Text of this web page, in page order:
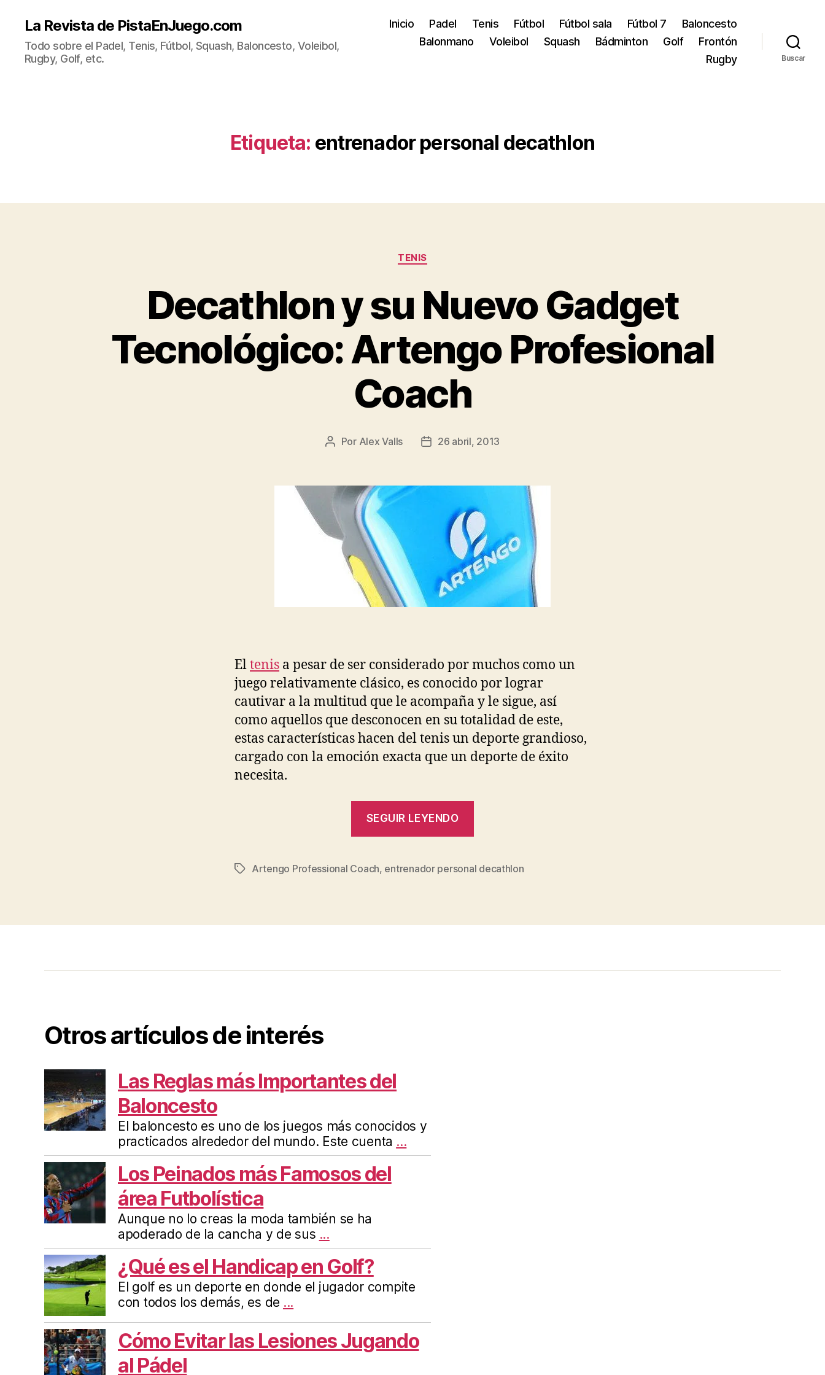
La Revista de PistaEnJuego.com
Todo sobre el Padel, Tenis, Fútbol, Squash, Baloncesto, Voleibol,
Rugby, Golf, etc.
Inicio Padel Tenis Fútbol Fútbol sala Fútbol 7
Baloncesto
Balonmano
Voleibol Squash Bádminton Golf
Frontón
Rugby
Buscar
Etiqueta: entrenador personal decathlon
Categorías
TENIS
Decathlon y su Nuevo Gadget
Tecnológico: Artengo Profesional
Coach
Autor
entrada
Por Alex Valls
Fecha
entrada
26 abril, 2013
Eltenis a pesar de ser considerado por muchos como un
juego relativamente clásico, es conocido por lograr
cautivar a la multitud que le acompaña y le sigue, así
como aquellos que desconocen en su totalidad de este,
estas características hacen del tenis un deporte grandioso,
cargado con la emoción exacta que un deporte de éxito
necesita.
SEGUIR LEYENDO
Nuevo
Artengo
Etiquetas
Artengo Professional Coach, entrenador personal decathlon
Otros artículos de interés
Las Reglas más Importantes del
Baloncesto
El baloncesto es uno de los juegos más conocidos y
practicados alrededor del mundo. Este cuenta ...
Los Peinados más Famosos del
área Futbolística
Aunque no lo creas la moda también se ha
apoderado de la cancha y de sus ...
¿Qué es el Handicap en Golf?
El golf es un deporte en donde el jugador compite
con todos los demás, es de ...
Cómo Evitar las Lesiones Jugando
al Pádel